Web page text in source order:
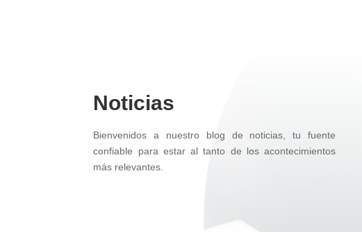
Noticias
Bienvenidos a nuestro blog de noticias, tu fuente
confiable para estar al tanto de los acontecimientos
más relevantes.